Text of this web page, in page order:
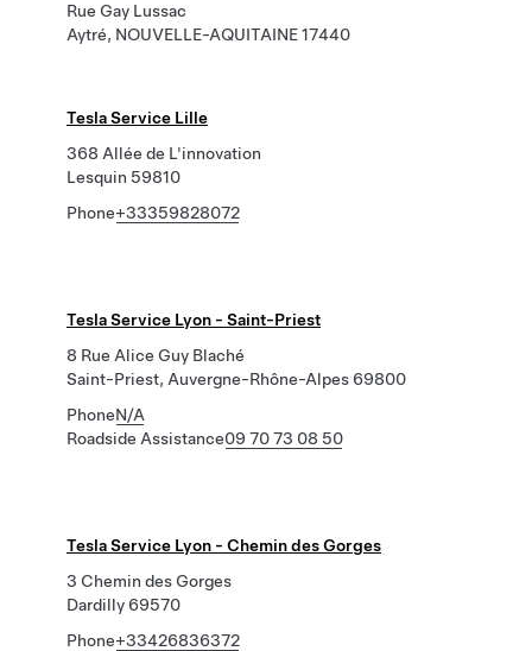
Rue Gay Lussac
Aytré, NOUVELLE-AQUITAINE 17440
Tesla Service Lille
368 Allée de L'innovation
Lesquin 59810
Phone+33359828072
Tesla Service Lyon - Saint-Priest
8 Rue Alice Guy Blaché
Saint-Priest, Auvergne-Rhône-Alpes 69800
PhoneN/A
Roadside Assistance09 70 73 08 50
Tesla Service Lyon - Chemin des Gorges
3 Chemin des Gorges
Dardilly 69570
Phone+33426836372